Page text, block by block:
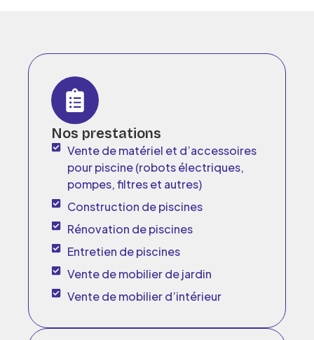
Nos prestations
Vente de matériel et d’accessoires
pour piscine (robots électriques,
pompes, filtres et autres)
Construction de piscines
Rénovation de piscines
Entretien de piscines
Vente de mobilier de jardin
Vente de mobilier d’intérieur